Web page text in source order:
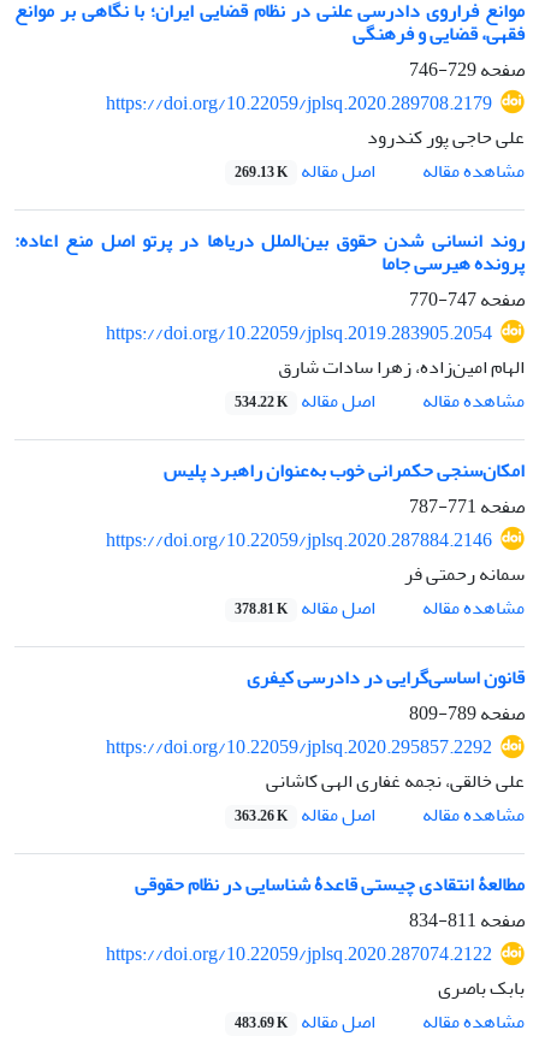
موانع فراروی دادرسی علنی در نظام قضایی ایران؛ با نگاهی بر موانع
فقهی، قضایی و فرهنگی
صفحه729-746
https://doi.org/10.22059/jplsq.2020.289708.2179
علی حاجی پور کندرود
مشاهده مقاله
اصل مقاله 269.13 K
روند انسانی شدن حقوق بین‌الملل دریاها در پرتو اصل منع اعاده:
پرونده هیرسی جاما
صفحه747-770
https://doi.org/10.22059/jplsq.2019.283905.2054
الهام امین‌زاده، زهرا سادات شارق
مشاهده مقاله
اصل مقاله 534.22 K
امکان‌سنجی حکمرانی خوب به‌عنوان راهبرد پلیس
صفحه771-787
https://doi.org/10.22059/jplsq.2020.287884.2146
سمانه رحمتی فر
مشاهده مقاله
اصل مقاله 378.81 K
قانون اساسی‌گرایی در دادرسی کیفری
صفحه789-809
https://doi.org/10.22059/jplsq.2020.295857.2292
علی خالقی، نجمه غفاری الهی کاشانی
مشاهده مقاله
اصل مقاله 363.26 K
مطالعۀ انتقادی چیستی قاعدۀ شناسایی در نظام حقوقی
صفحه811-834
https://doi.org/10.22059/jplsq.2020.287074.2122
بابک باصری
مشاهده مقاله
اصل مقاله 483.69 K